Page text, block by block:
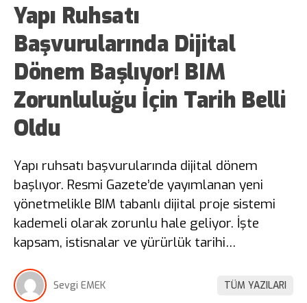
Yapı Ruhsatı
Başvurularında Dijital
Dönem Başlıyor! BIM
Zorunluluğu İçin Tarih Belli
Oldu
Yapı ruhsatı başvurularında dijital dönem
başlıyor. Resmi Gazete’de yayımlanan yeni
yönetmelikle BIM tabanlı dijital proje sistemi
kademeli olarak zorunlu hale geliyor. İşte
kapsam, istisnalar ve yürürlük tarihi…
Sevgi EMEK TÜM YAZILARI